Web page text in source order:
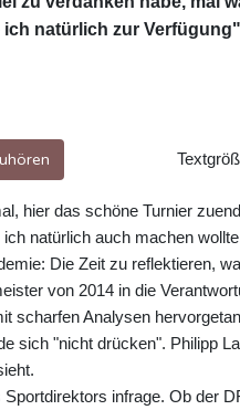
natürlich zur
hier das schöne Turnier
natürlich auch machen
Die Zeit zu reflektieren,
von 2014 in die
scharfen Analysen
sich "nicht drücken". Philipp
infrage. Ob der